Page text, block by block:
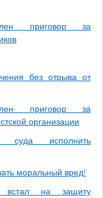
приговор за
без отрыва от
приговор за
организации
суда исполнить
моральный вред!
встал на защиту